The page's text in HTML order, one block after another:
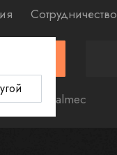
Сотрудничество
Falmec